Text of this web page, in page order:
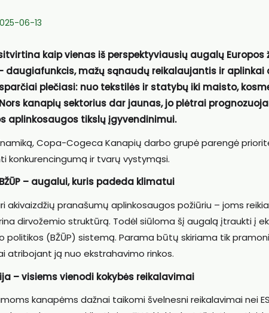
06-13
kaip vienas iš perspektyviausių augalų Europos
daugiafunkcis, mažų sąnaudų reikalaujantis ir
plečiasi: nuo tekstilės ir statybų iki maisto,
kanapių sektorius dar jaunas, jo plėtrai
aplinkosaugos tikslų įgyvendinimui.
Copa-Cogeca Kanapių darbo grupė parengė
konkurencingumą ir tvarų vystymąsi.
– augalui, kuris padeda klimatui
akivaizdžių pranašumų aplinkosaugos požiūriu – joms
dirvožemio struktūrą. Todėl siūloma šį augalą įtraukti į
politikos (BŽŪP) sistemą. Parama būtų skiriama tik
atribojant ją nuo ekstrahavimo rinkos.
– visiems vienodi kokybės reikalavimai
kanapėms dažnai taikomi švelnesni reikalavimai nei